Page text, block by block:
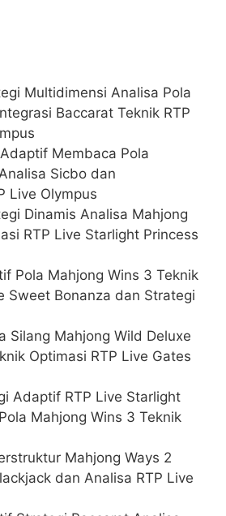
Multidimensi Analisa Pola
Baccarat Teknik RTP
Membaca Pola
Sicbo dan
Live Olympus
Dinamis Analisa Mahjong
RTP Live Starlight Princess
Pola Mahjong Wins 3 Teknik
Sweet Bonanza dan Strategi
Silang Mahjong Wild Deluxe
Optimasi RTP Live Gates
Adaptif RTP Live Starlight
Mahjong Wins 3 Teknik
Mahjong Ways 2
dan Analisa RTP Live